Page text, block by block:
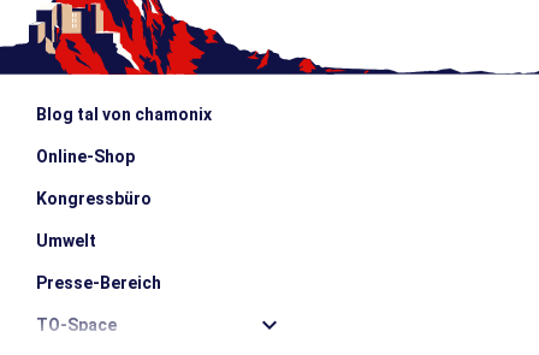
Blog tal von chamonix
Online-Shop
Kongressbüro
Umwelt
Presse-Bereich
TO-Space